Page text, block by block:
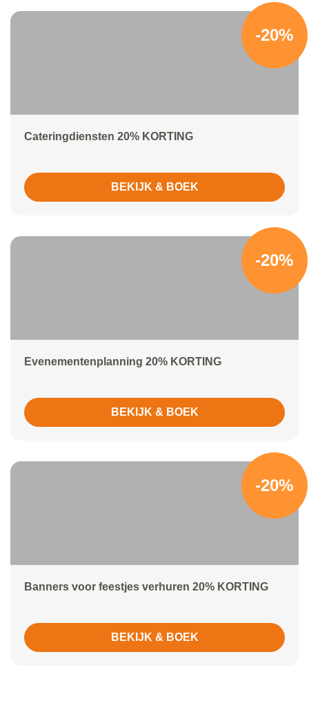
-20%
Cateringdiensten 20% KORTING
BEKIJK & BOEK
-20%
Evenementenplanning 20% KORTING
BEKIJK & BOEK
-20%
Banners voor feestjes verhuren 20% KORTING
BEKIJK & BOEK